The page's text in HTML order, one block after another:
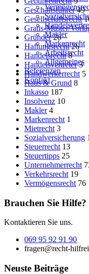
Makler
Markenrecht
Arbeitsrecht
Allgemeines
Referenzen
Kontakt
Geschäftsführer 49
Gesellschaftsrecht
Gratis-Muster/
Gründer 26
Haftungsrecht 26
Handelsrecht 8
Handelsvertreter 3
Handwerkerrecht 5
Haus & Grund 8
Inkasso 187
Insolvenz 10
Makler 4
Markenrecht 1
Mietrecht 3
Sozialversicherung
Steuerrecht 13
Steuertipps 25
Unternehmerrecht
Verkehrsrecht 19
Vermögensrecht 76
Brauchen Sie Hilfe?
Kontaktieren Sie uns.
069 95 92 91 90
fragen@recht-
Neuste Beiträge